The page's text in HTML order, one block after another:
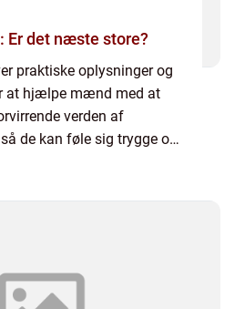
Er det næste store?
praktiske oplysninger og
at hjælpe mænd med at
verden af
de kan føle sig trygge og